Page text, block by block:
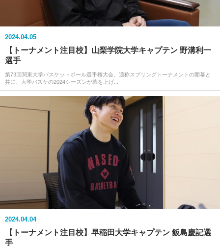
2024.04.05
【トーナメント注目校】山梨学院大学キャプテン 野溝利一
選手
第73回関東大学バスケットボール選手権大会、通称スプリングトーナメントの開幕と
共に、大学バスケの2024シーズンが幕を上げ...
2024.04.04
【トーナメント注目校】早稲田大学キャプテン 飯島慶記選
手